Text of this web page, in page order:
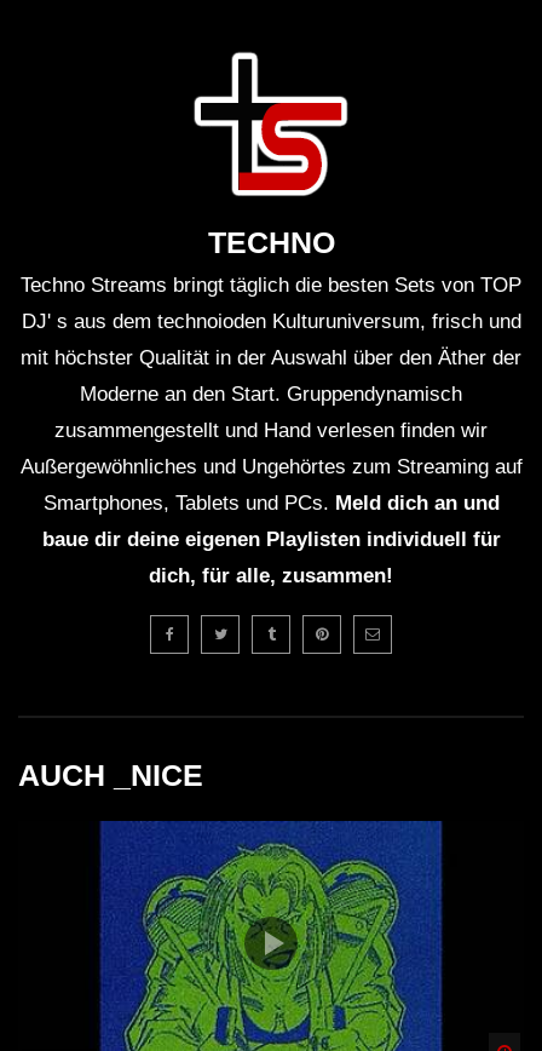
TECHNO
Techno Streams bringt täglich die besten Sets von TOP
DJ' s aus dem technoioden Kulturuniversum, frisch und
mit höchster Qualität in der Auswahl über den Äther der
Moderne an den Start. Gruppendynamisch
zusammengestellt und Hand verlesen finden wir
Außergewöhnliches und Ungehörtes zum Streaming auf
Smartphones, Tablets und PCs. Meld dich an und
baue dir deine eigenen Playlisten individuell für
dich, für alle, zusammen!
AUCH _NICE